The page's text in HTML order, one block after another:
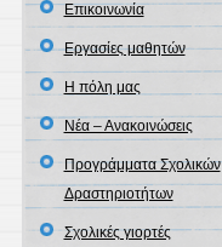
Επικοινωνία
Εργασίες μαθητών
Η πόλη μας
Νέα – Ανακοινώσεις
Προγράμματα Σχολικών
Δραστηριοτήτων
Σχολικές γιορτές